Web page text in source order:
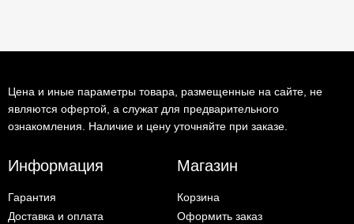
Цена и иные параметры товара, размещенные на сайте, не
являются офертой, а служат для предварительного
ознакомления. Наличие и цену уточняйте при заказе.
Информация
Гарантия
Доставка и оплата
Магазин
Корзина
Оформить заказ